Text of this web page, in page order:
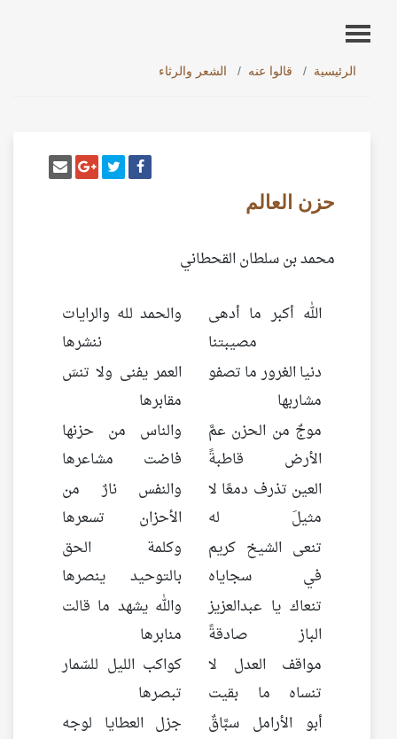
الرئيسية قالوا عنه الشعر والرثاء
شارك على فيسبوك
أنشر تغريدةشارك على
حزن العالم
محمد بن سلطان القحطاني
الله أكبر ما أدهى
مصيبتنا
والحمد لله والرايات
ننشرها
دنيا الغرور ما تصفو
مشاربها
العمر يفنى ولا تنسَ
مقابرها
موجٌ من الحزن عمَّ
الأرض قاطبةً
والناس من حزنها
فاضت مشاعرها
العين تذرف دمعًا لا
مثيلَ له
والنفس نارٌ من
الأحزان تسعرها
تنعى الشيخ كريم
في سجاياه
وكلمة الحق
بالتوحيد ينصرها
تنعاك يا عبدالعزيز
الباز صادقةً
والله يشهد ما قالت
منابرها
مواقف العدل لا
تنساه ما بقيت
كواكب الليل للسّمار
تبصرها
أبو الأرامل سبَّاقٌ
جزل العطايا لوجه